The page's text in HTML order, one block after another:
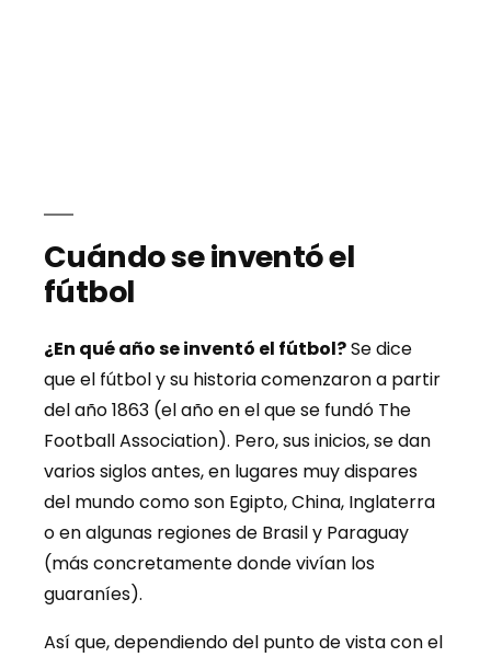
Cuándo se inventó el
fútbol
¿En qué año se inventó el fútbol?Se dice
que el fútbol y su historia comenzaron a partir
del año 1863 (el año en el que se fundó The
Football Association). Pero, sus inicios, se dan
varios siglos antes, en lugares muy dispares
del mundo como son Egipto, China, Inglaterra
o en algunas regiones de Brasil y Paraguay
(más concretamente donde vivían los
guaraníes).
Así que, dependiendo del punto de vista con el